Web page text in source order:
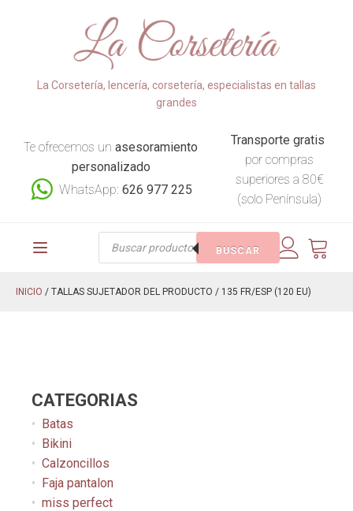
La Corsetería, lencería, corsetería, especialistas en tallas
grandes
Te ofrecemos unasesoramiento
personalizado
WhatsApp:626 977 225
Transporte gratis
por compras
superiores a 80€
(solo Península)
Búsqueda
BUSCAR
INICIO / TALLAS SUJETADOR DEL PRODUCTO / 135 FR/ESP (120 EU)
CATEGORIAS
Batas
Bikini
Calzoncillos
Faja pantalon
miss perfect